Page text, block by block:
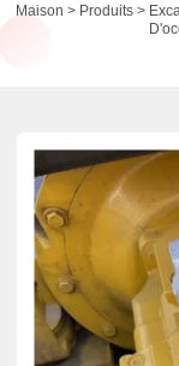
Maison Produits